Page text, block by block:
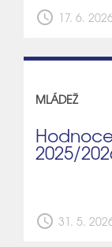
schedule 17. 6. 2026
MLÁDEŽ
2025/
schedule 31. 5.